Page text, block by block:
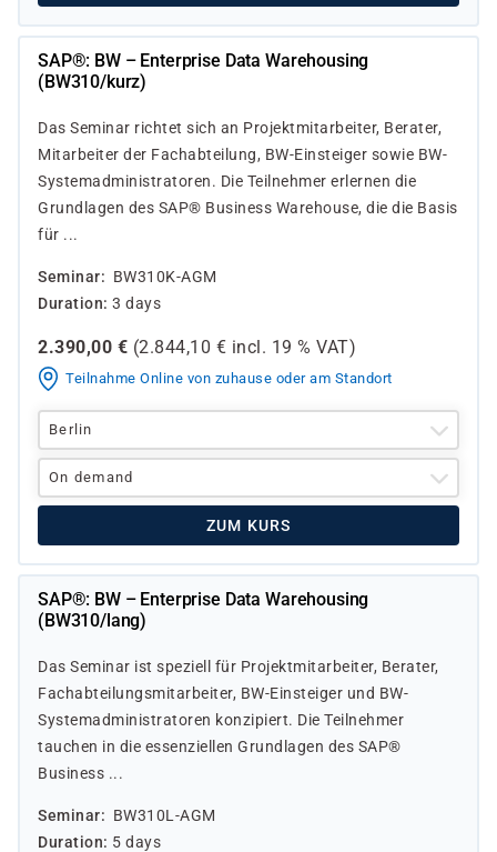
SAP®: BW – Enterprise Data Warehousing
(BW310/kurz)
Das Seminar richtet sich an Projektmitarbeiter, Berater,
Mitarbeiter der Fachabteilung, BW-Einsteiger sowie BW-
Systemadministratoren. Die Teilnehmer erlernen die
Grundlagen des SAP® Business Warehouse, die die Basis
für ...
Seminar
BW310K-AGM
Duration 3 days
2.390,00 € (2.844,10 € incl. 19 % VAT)
Teilnahme Online von zuhause oder am Standort
Berlin
On demand
ZUM KURS
SAP®: BW – Enterprise Data Warehousing
(BW310/lang)
Das Seminar ist speziell für Projektmitarbeiter, Berater,
Fachabteilungsmitarbeiter, BW-Einsteiger und BW-
Systemadministratoren konzipiert. Die Teilnehmer
tauchen in die essenziellen Grundlagen des SAP®
Business ...
Seminar
BW310L-AGM
Duration
5 days